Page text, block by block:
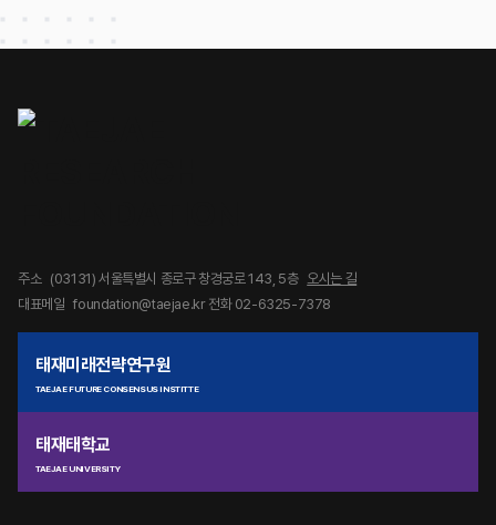
주소 (03131) 서울특별시 종로구 창경궁로 143, 5층 오시는 길
대표메일 foundation@taejae.kr 전화 02-6325-7378
태재미래전략연구원
TAEJAE FUTURE CONSENSUS INSTITTE
태재태학교
TAEJAE UNIVERSITY